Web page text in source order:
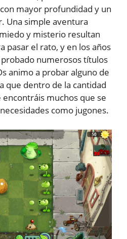
mayor profundidad y un
Una simple aventura
y misterio resultan
pasar el rato, y en los años
numerosos títulos
animo a probar alguno de
que dentro de la cantidad
muchos que se
como jugones.